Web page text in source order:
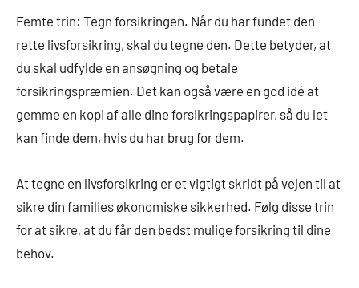
Femte trin: Tegn forsikringen. Når du har fundet den
rette livsforsikring, skal du tegne den. Dette betyder, at
du skal udfylde en ansøgning og betale
forsikringspræmien. Det kan også være en god idé at
gemme en kopi af alle dine forsikringspapirer, så du let
kan finde dem, hvis du har brug for dem.
At tegne en livsforsikring er et vigtigt skridt på vejen til at
sikre din families økonomiske sikkerhed. Følg disse trin
for at sikre, at du får den bedst mulige forsikring til dine
behov.